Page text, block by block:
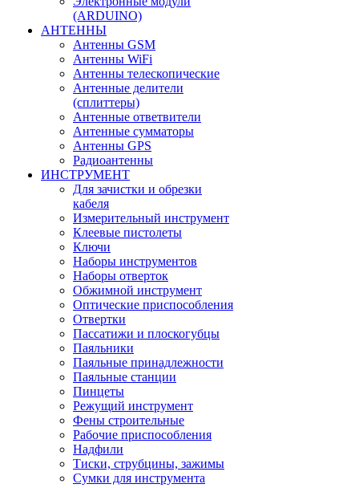
(ARDUINO)
АНТЕННЫ
Антенны GSM
Антенны WiFi
Антенны телескопические
Антенные делители
(сплиттеры)
Антенные ответвители
Антенные сумматоры
Антенны GPS
Радиоантенны
ИНСТРУМЕНТ
Для зачистки и обрезки
кабеля
Измерительный инструмент
Клеевые пистолеты
Ключи
Наборы инструментов
Наборы отверток
Обжимной инструмент
Оптические приспособления
Отвертки
Пассатижи и плоскогубцы
Паяльники
Паяльные принадлежности
Паяльные станции
Пинцеты
Режущий инструмент
Фены строительные
Рабочие приспособления
Надфили
Тиски, струбцины, зажимы
Сумки для инструмента